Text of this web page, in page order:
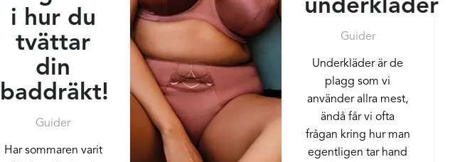
i hur du
tvättar
din
baddräkt!
Guider
Har sommaren varit
underkläder
Guider
Underkläder är de
plagg som vi
använder allra mest,
ändå får vi ofta
frågan kring hur man
egentligen tar hand